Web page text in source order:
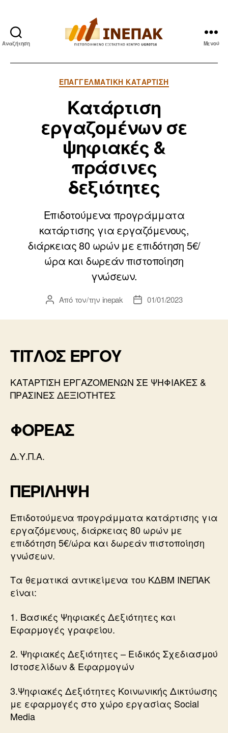
Αναζήτηση Μενού
Κατηγορίες
ΕΠΑΓΓΕΛΜΑΤΙΚΉ ΚΑΤΆΡΤΙΣΗ
Κατάρτιση
εργαζομένων σε
ψηφιακές &
πράσινες
δεξιότητες
Επιδοτούμενα προγράμματα
κατάρτισης για εργαζόμενους,
διάρκειας 80 ωρών με επιδότηση 5€/
ώρα και δωρεάν πιστοποίηση
γνώσεων.
Συντάκτης
Από τον/την inepak
Ημ.01/01/2023
ΤΙΤΛΟΣ ΕΡΓΟΥ
ΚΑΤΑΡΤΙΣΗ ΕΡΓΑΖΟΜΕΝΩΝ ΣΕ ΨΗΦΙΑΚΕΣ &
ΠΡΑΣΙΝΕΣ ΔΕΞΙΟΤΗΤΕΣ
ΦΟΡΕΑΣ
Δ.Υ.Π.Α.
ΠΕΡΙΛΗΨΗ
Επιδοτούμενα προγράμματα κατάρτισης για
εργαζόμενους, διάρκειας 80 ωρών με
επιδότηση 5€/ώρα και δωρεάν πιστοποίηση
γνώσεων.
Τα θεματικά αντικείμενα του ΚΔΒΜ ΙΝΕΠΑΚ
είναι:
1. Βασικές Ψηφιακές Δεξιότητες και
Εφαρμογές γραφείου.
2. Ψηφιακές Δεξιότητες – Ειδικός Σχεδιασμού
Ιστοσελίδων & Εφαρμογών
3.Ψηφιακές Δεξιότητες Κοινωνικής Δικτύωσης
με εφαρμογές στο χώρο εργασίας Social
Media